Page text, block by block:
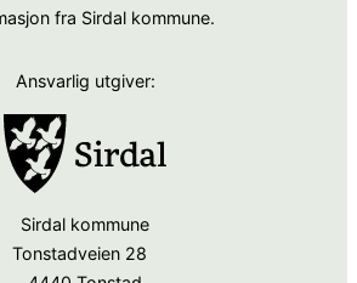
fra Sirdal kommune.
Ansvarlig utgiver:
Sirdal kommune
Tonstadveien 28